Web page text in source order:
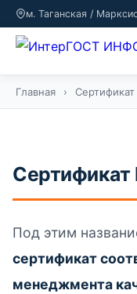
м. Таганская /
Главная ›
Под этим
сертификат
менеджмента